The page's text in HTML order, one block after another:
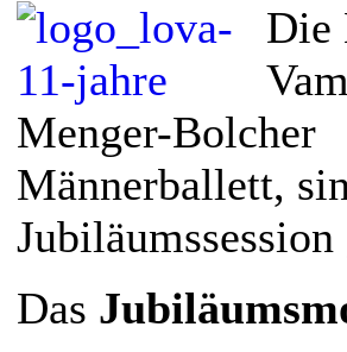
Die
Menger-Bolcher
Männerballett,
Jubiläumssession
Das